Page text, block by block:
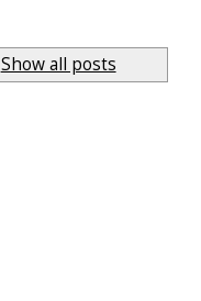
Show all posts